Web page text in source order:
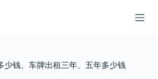
少钱、车牌出租三年、五年多少钱